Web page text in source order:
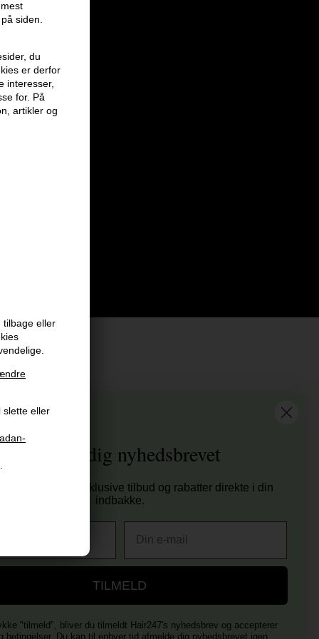
siden.
du
er derfor
interesser,
for. På
artikler og
tilbage eller
slette eller
at vi har
fragt til ved køb over 399 kr på udvalgte fragtformer
samme hverdag ved bestilling inden kl 14:45
E-mærket - Din sikkerhed
Tilmeld dig nyhedsbrevet
nyheder, eksklusive tilbud og rabatter direkte i din
indbakke.
TILMELD
"tilmeld", bliver du tilmeldt Hair247's nyhedsbrev og accepterer
betingelser. Du kan til enhver tid afmelde dig nyhedsbrevet igen.